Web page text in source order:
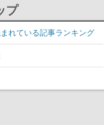
プ
れている記事ランキング